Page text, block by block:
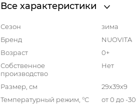
Все характеристики
Сезон
зима
Бренд
NUOVITA
Возраст
0+
Собственное
производство
Нет
Размер, см
29x39х9
Температурный режим, °С
от 0 до -30